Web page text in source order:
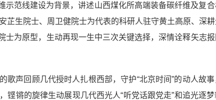
示范线建设为背景，讲述山西煤化所高端装备碳纤维及复
生院士、周卫健院士为代表的科研人驻守黄土高原、深
为原型，生动再现一生中三次关键选择，深情诠释矢志
歌声回顾几代授时人扎根西部，守护“北京时间”的动人故
锵的旋律生动展现几代西光人“听党话跟党走”和追光逐